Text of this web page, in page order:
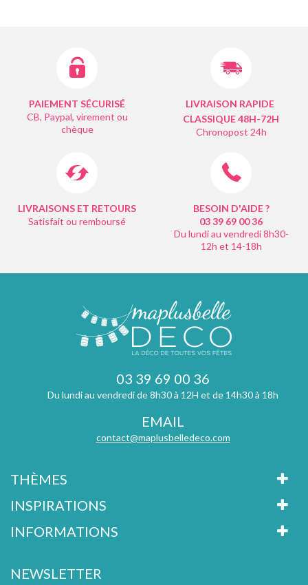
PAIEMENT SÉCURISÉ
CB, Paypal, virement ou
chèque
LIVRAISON RAPIDE
CLASSIQUE 48H-72H
Chronopost 24h
LIVRAISONS ET RETOURS
Satisfait ou remboursé
BESOIN D'AIDE ?
03 39 69 0036
Du lundi au vendredi 8h30-
12h et 14-18h
03 39 69 00 36
Du lundi au vendredi de 8h30 à 12H et de 14h30 à 18h
EMAIL
contact@maplusbelledeco.com
THÈMES
INSPIRATIONS
INFORMATIONS
NEWSLETTER